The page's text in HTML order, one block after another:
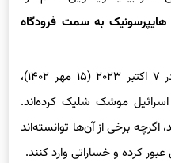
بیانیه ویدئویی اعلام کرد
به سمت فرودگاه
از زمان آغاز جنگ اسرائیل با غزه در ۷ اکتبر ۲۰۲۳ (۱۵ مهر ۱۴۰۲)،
موشک شلیک کرده‌اند.
برخی از آن‌ها توانسته‌اند